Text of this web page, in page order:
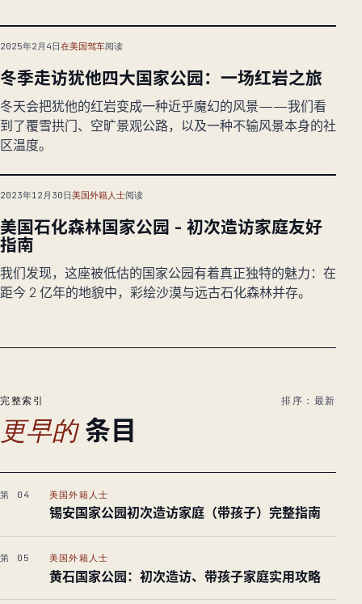
2025年2月4日在美国驾车阅读
冬季走访犹他四大国家公园：一场红岩之旅
冬天会把犹他的红岩变成一种近乎魔幻的风景——我们看
到了覆雪拱门、空旷景观公路，以及一种不输风景本身的社
区温度。
2023年12月30日美国外籍人士阅读
美国石化森林国家公园 - 初次造访家庭友好
指南
我们发现，这座被低估的国家公园有着真正独特的魅力：在
距今 2 亿年的地貌中，彩绘沙漠与远古石化森林并存。
完整索引
更早的 条目
排序：最新
第 04 美国外籍人士
锡安国家公园初次造访家庭（带孩子）完整指南
第 05 美国外籍人士
黄石国家公园：初次造访、带孩子家庭实用攻略